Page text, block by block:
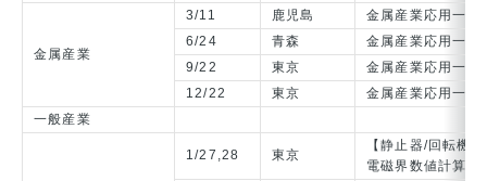
金属産業
3/11 鹿児島
金属産業応用一般
6/24
青森
金属産業応用一般
9/22
東京
金属産業応用一般
12/22
東京
金属産業応用一般
一般産業
1/27,28 東京
【静止器/回転機
電磁界数値計算技